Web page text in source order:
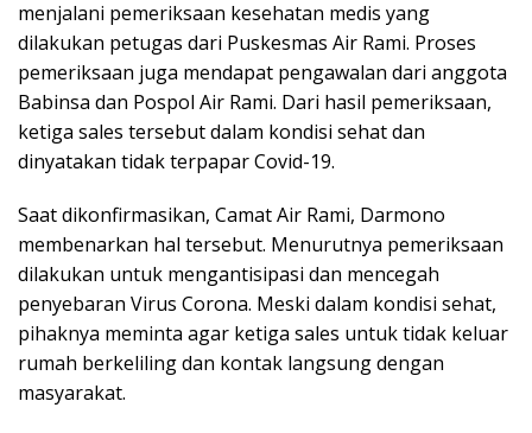
menjalani pemeriksaan kesehatan medis yang
dilakukan petugas dari Puskesmas Air Rami. Proses
pemeriksaan juga mendapat pengawalan dari anggota
Babinsa dan Pospol Air Rami. Dari hasil pemeriksaan,
ketiga sales tersebut dalam kondisi sehat dan
dinyatakan tidak terpapar Covid-19.
Saat dikonfirmasikan, Camat Air Rami, Darmono
membenarkan hal tersebut. Menurutnya pemeriksaan
dilakukan untuk mengantisipasi dan mencegah
penyebaran Virus Corona. Meski dalam kondisi sehat,
pihaknya meminta agar ketiga sales untuk tidak keluar
rumah berkeliling dan kontak langsung dengan
masyarakat.